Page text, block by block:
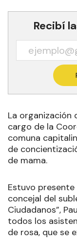
preventiva.
Recibí
La
cargo de la
comuna
de mama.
Estuvo
concejal del
Ciudadanos”,